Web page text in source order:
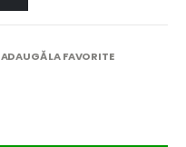
ADAUGĂ LA FAVORITE